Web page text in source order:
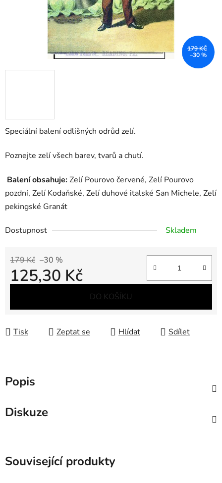
Speciální balení odlišných odrůd zelí.
Poznejte zelí všech barev, tvarů a chutí.
Balení obsahuje:Zelí Pourovo červené, Zelí Pourovo
pozdní, Zelí Kodaňské, Zelí duhové italské San Michele, Zelí
pekingské Granát
Dostupnost Skladem
179 Kč –30 %
125,30 Kč
DO KOŠÍKU
Tisk Zeptat se Hlídat Sdílet
179 KČ
–30 %
Popis
Diskuze
Související produkty